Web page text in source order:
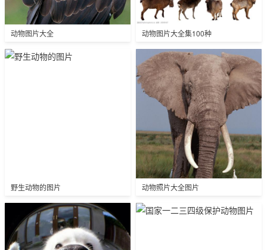
动物图片大全 动物图片大全集100种
野生动物的图片 动物照片大全图片